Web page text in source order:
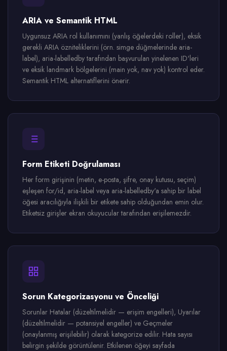
ARIA ve Semantik HTML
Uygunsuz ARIA rol kullanımını (yanlış öğelerdeki roller), eksik
gerekli ARIA özniteliklerini (örn. simge düğmelerinde aria-
label), aria-labelledby tarafından başvurulan yinelenen ID'leri
ve eksik landmark bölgelerini (main yok, nav yok) kontrol eder.
Semantik HTML alternatiflerini önerir.
Form Etiketi Doğrulaması
Her form girişinin (metin, e-posta, şifre, onay kutusu, seçim)
eşleşen for/id, aria-label veya aria-labelledby'a sahip bir label
öğesi aracılığıyla ilişkili bir etikete sahip olduğundan emin olur.
Etiketsiz girişler ekran okuyucular tarafından erişilemezdir.
Sorun Kategorizasyonu ve Önceliği
Sorunlar Hatalar (düzeltilmelidir — erişim engelleri), Uyarılar
(düzeltilmelidir — potansiyel engeller) ve Geçmeler
(onaylanmış erişilebilir) olarak kategorize edilir. Hata sayısı
belirgin şekilde görüntülenir. Etkilenen öğeyi sayfada